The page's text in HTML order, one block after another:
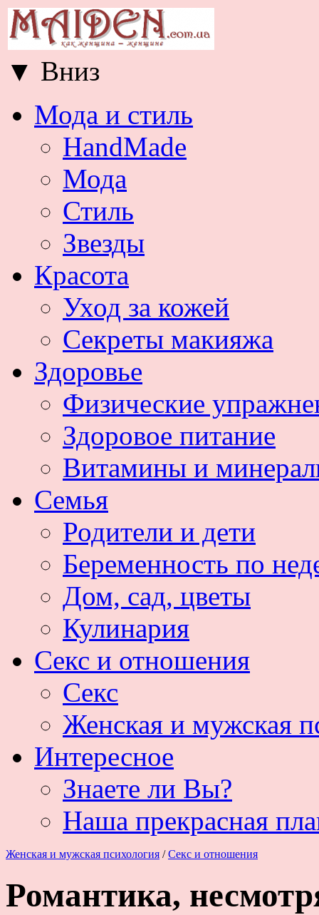
▼ Вниз
Мода и стиль
HandMade
Мода
Стиль
Звезды
Красота
Уход за кожей
Секреты макияжа
Здоровье
Физические
Здоровое питание
Витамины и
Семья
Родители и дети
Беременность по
Дом, сад, цветы
Кулинария
Секс и отношения
Секс
Женская и мужская
Интересное
Знаете ли Вы?
Наша прекрасная
Женская и мужская психология / Секс и отношения
Романтика,